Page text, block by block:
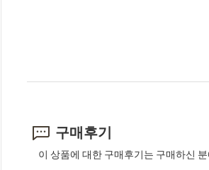
구매후기
이 상품에 대한 구매후기는 구매하신 분